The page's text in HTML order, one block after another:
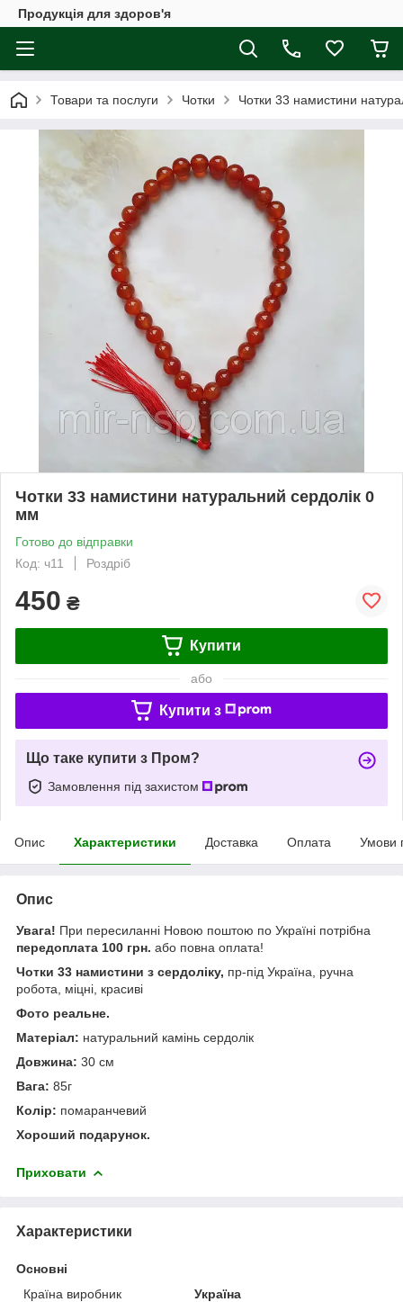
Продукція для здоров'я
Товари та послуги Чотки Чотки 33 намистини
Чотки 33 намистини натуральний сердолік 0
мм
Готово до відправки
Код: ч11
Роздріб
450 ₴
Купити
або
Купити з
Що таке купити з Пром?
Замовлення під захистом
Опис Характеристики Доставка Оплата Умови
Опис
Увага! При пересиланні Новою поштою по Україні потрібна
передоплата 100 грн. або повна оплата!
Чотки 33 намистини з сердоліку, пр-під Україна, ручна
робота, міцні, красиві
Фото реальне.
Матеріал: натуральний камінь сердолік
Довжина: 30 см
Вага: 85г
Колір: помаранчевий
Хороший подарунок.
Приховати
Характеристики
Основні
Країна виробник
Україна